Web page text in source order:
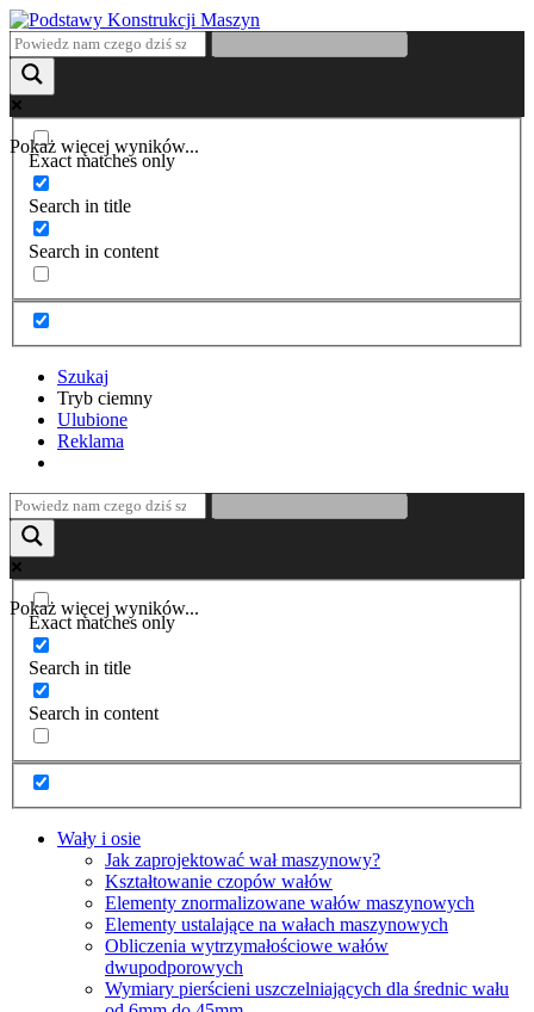
Pokaż więcej wyników...
Exact matches only
Search in title
Search in content
Szukaj
Tryb ciemny
Ulubione
Reklama
Pokaż więcej wyników...
Exact matches only
Search in title
Search in content
Wały i osie
Jak zaprojektować wał maszynowy?
Kształtowanie czopów wałów
Elementy znormalizowane wałów maszynowych
Elementy ustalające na wałach maszynowych
Obliczenia wytrzymałościowe wałów
dwupodporowych
Wymiary pierścieni uszczelniających dla średnic wału